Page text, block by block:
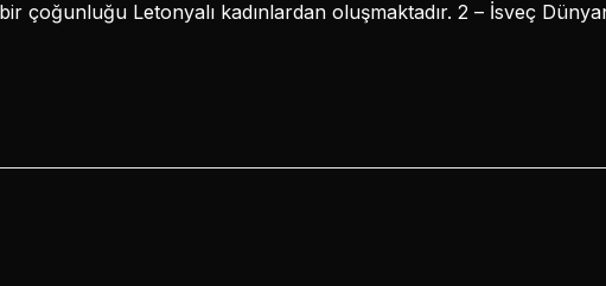
çoğunluğu Letonyalı kadınlardan oluşmaktadır. 2 – İsveç